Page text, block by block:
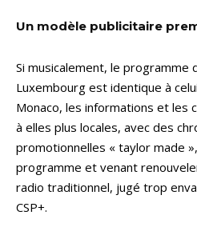
Un modèle publicitaire
Si musicalement, le programme
Luxembourg est identique à
Monaco, les informations et les
à elles plus locales, avec des
promotionnelles « taylor made
programme et venant
radio traditionnel, jugé trop
CSP+.